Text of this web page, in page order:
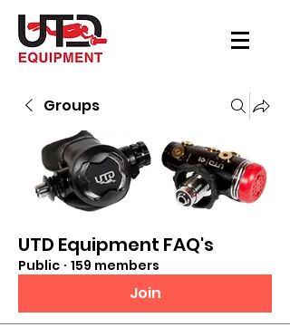
Groups
UTD Equipment FAQ's
Public · 159 members
Join